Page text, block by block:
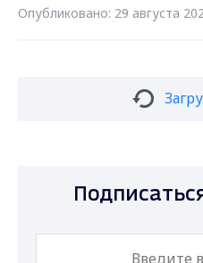
Опубликовано: 29 августа